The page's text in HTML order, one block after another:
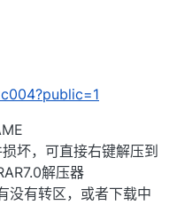
坏，可直接右键解压到
解压器
没有转区，或者下载中